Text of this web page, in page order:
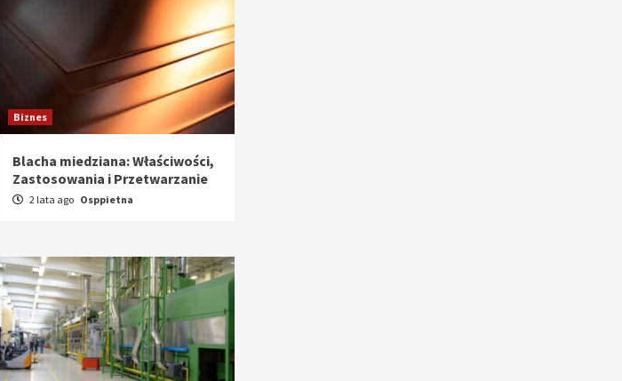
Biznes
Blacha miedziana: Właściwości,
Zastosowania i Przetwarzanie
2 lata ago Osppietna